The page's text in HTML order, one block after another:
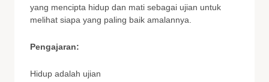
yang mencipta hidup dan mati sebagai ujian untuk
melihat siapa yang paling baik amalannya.
Pengajaran:
Hidup adalah ujian